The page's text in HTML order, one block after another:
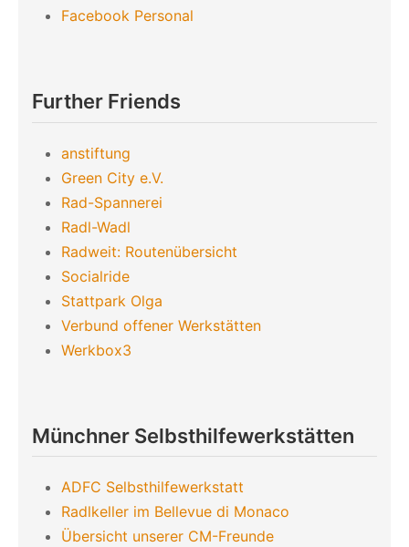
Facebook Personal
Further Friends
anstiftung
Green City e.V.
Rad-Spannerei
Radl-Wadl
Radweit: Routenübersicht
Socialride
Stattpark Olga
Verbund offener Werkstätten
Werkbox3
Münchner Selbsthilfewerkstätten
ADFC Selbsthilfewerkstatt
Radlkeller im Bellevue di Monaco
Übersicht unserer CM-Freunde